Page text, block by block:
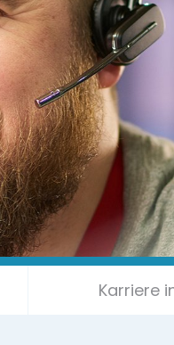
Karriere